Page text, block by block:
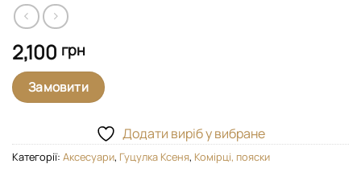
2,100 грн
Замовити
Додати виріб у вибране
Категорії: Аксесуари, Гуцулка Ксеня, Комірці, пояски